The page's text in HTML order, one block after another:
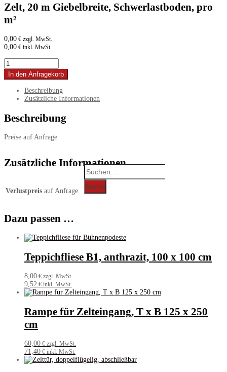
Search
for:
Suche
Zelt, 20 m Giebelbreite, Schwerlastboden, pro
m²
0,00 € zzgl. MwSt.
0,00 € inkl. MwSt.
Zelt,
20
m
Giebelbreite,
Schwerlastboden,
Menge
In den Anfragekorb
Beschreibung
Zusätzliche Informationen
Beschreibung
Preise auf Anfrage
Zusätzliche Informationen
Verlustpreis auf Anfrage
Dazu passen …
Teppichfliese B1, anthrazit, 100 x 100 cm
8,00 € zzgl. MwSt.
9,52 € inkl. MwSt.
Rampe für Zelteingang, T x B 125 x 250
cm
60,00 € zzgl. MwSt.
71,40 € inkl. MwSt.